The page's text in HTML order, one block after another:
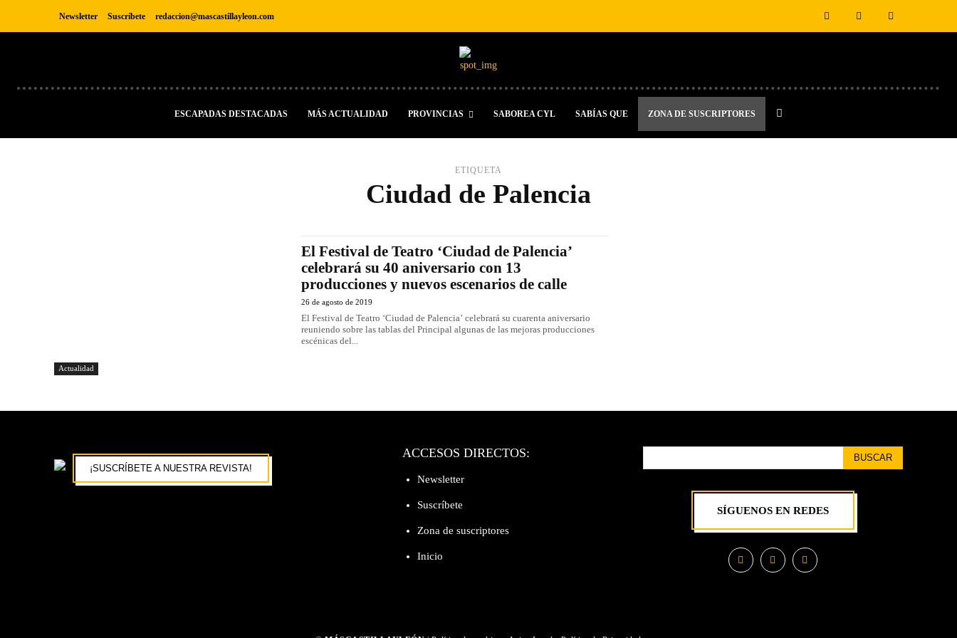
Newsletter Suscríbete redaccion@mascastillayleon.com
ESCAPADAS DESTACADAS MÁS ACTUALIDAD PROVINCIAS SABOREA CYL SABÍAS QUE ZONA DE SUSCRIPTORES
ETIQUETA
Ciudad de Palencia
Actualidad
El Festival de Teatro ‘Ciudad de Palencia’
celebrará su 40 aniversario con 13
producciones y nuevos escenarios de calle
26 de agosto de 2019
El Festival de Teatro ‘Ciudad de Palencia’ celebrará su cuarenta aniversario
reuniendo sobre las tablas del Principal algunas de las mejoras producciones
escénicas del...
¡SUSCRÍBETE A NUESTRA REVISTA!
ACCESOS DIRECTOS:
Newsletter
Suscríbete
Zona de suscriptores
Inicio
BUSCAR
SÍGUENOS EN REDES